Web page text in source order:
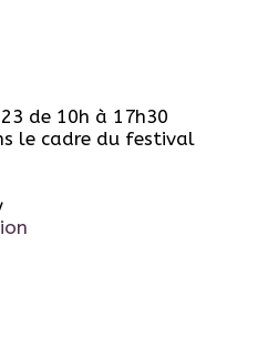
de 10h à 17h30
le cadre du festival